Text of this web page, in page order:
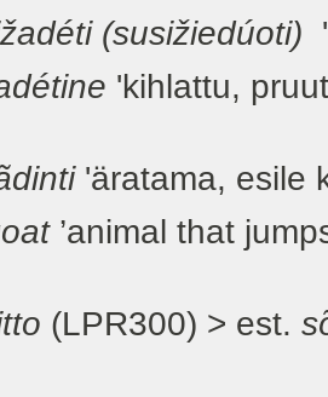
(susižiedúoti)
'kihlattu,
'äratama, esile
’animal that
(LPR300) > est.